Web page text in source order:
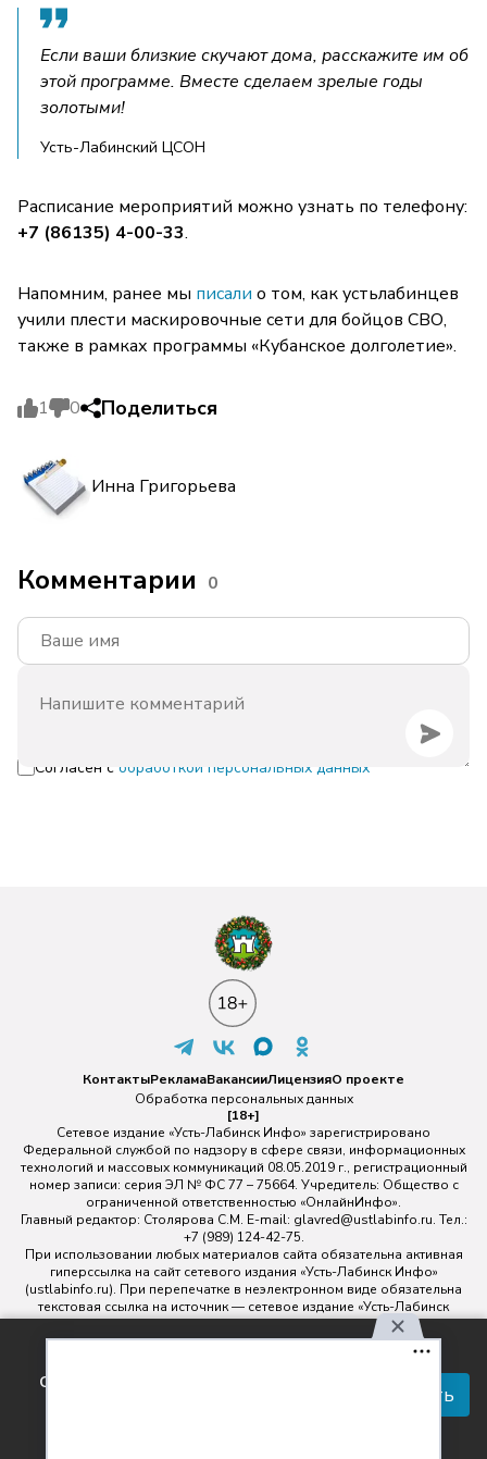
Если ваши близкие скучают дома, расскажите им об
этой программе. Вместе сделаем зрелые годы
золотыми!
Усть-Лабинский ЦСОН
Расписание мероприятий можно узнать по телефону:
+7 (86135) 4-00-33.
Напомним, ранее мы писали о том, как устьлабинцев
учили плести маскировочные сети для бойцов СВО,
также в рамках программы «Кубанское долголетие».
1 0 Поделиться
Инна Григорьева
Комментарии 0
Согласен с обработкой персональных данных
соглашаетесь с правилами
Принять
КонтактыРекламаВакансииЛицензияО проекте
Обработка персональных данных
[18+]
Сетевое издание «Усть-Лабинск Инфо» зарегистрировано
Федеральной службой по надзору в сфере связи, информационных
технологий и массовых коммуникаций 08.05.2019 г., регистрационный
номер записи: серия ЭЛ № ФС 77 – 75664. Учредитель: Общество с
ограниченной ответственностью «ОнлайнИнфо».
Главный редактор: Столярова С.М. E-mail: glavred@ustlabinfo.ru. Тел.:
+7 (989) 124-42-75.
При использовании любых материалов сайта обязательна активная
гиперссылка на сайт сетевого издания «Усть-Лабинск Инфо»
(ustlabinfo.ru). При перепечатке в неэлектронном виде обязательна
текстовая ссылка на источник — сетевое издание «Усть-Лабинск
инфо».
Использование фото- и видеоматериалов без письменного
разрешения редакции сетевого издания «Усть-Лабинск Инфо» не